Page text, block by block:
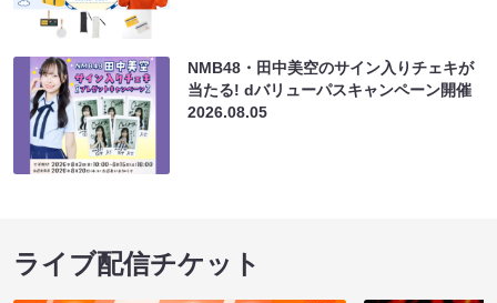
NMB48・田中美空のサイン入りチェキが
当たる! dバリューパスキャンペーン開催
2026.08.05
ライブ配信チケット